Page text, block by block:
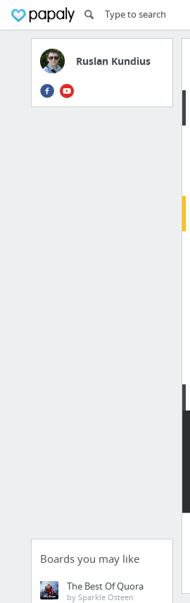
Ruslan Kundius
Boards you may like
The Best Of Quora
by Sparkle Osteen